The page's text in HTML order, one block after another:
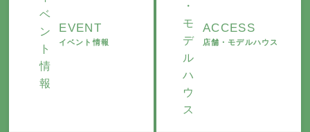
EVENT
イベント情報
ACCESS
店舗・モデルハウス